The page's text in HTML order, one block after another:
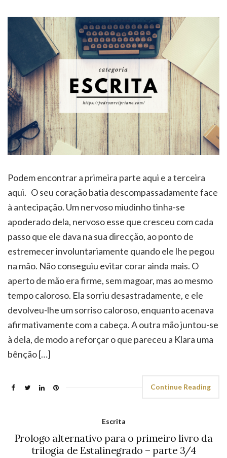
Podem encontrar a primeira parte aqui e a terceira
aqui. O seu coração batia descompassadamente face
à antecipação. Um nervoso miudinho tinha-se
passo que ele dava na sua direcção, ao ponto de
estremecer involuntariamente quando ele lhe pegou
na mão. Não conseguiu evitar corar ainda mais. O
aperto de mão era firme, sem magoar, mas ao mesmo
tempo caloroso. Ela sorriu desastradamente, e ele
devolveu-lhe um sorriso caloroso, enquanto acenava
afirmativamente com a cabeça. A outra mão juntou-se
à dela, de modo a reforçar o que pareceu a Klara uma
bênção […]
Continue Reading
Prologo alternativo para o primeiro livro da
trilogia de Estalinegrado – parte 3/4